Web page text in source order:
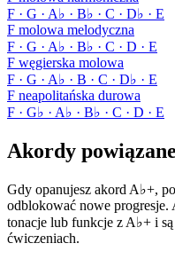
F · G · A♭ · B♭ · C · D♭ · E
F molowa melodyczna
F · G · A♭ · B♭ · C · D · E
F węgierska molowa
F · G · A♭ · B · C · D♭ · E
F neapolitańska durowa
F · G♭ · A♭ · B♭ · C · D · E
Akordy
Gdy opanujesz akord A♭+,
odblokować nowe
tonacje lub funkcje z A♭+ i
ćwiczeniach.